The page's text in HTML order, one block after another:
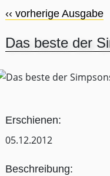
‹‹ vorherige Ausgabe
Das beste der
Erschienen:
05.12.2012
Beschreibung: